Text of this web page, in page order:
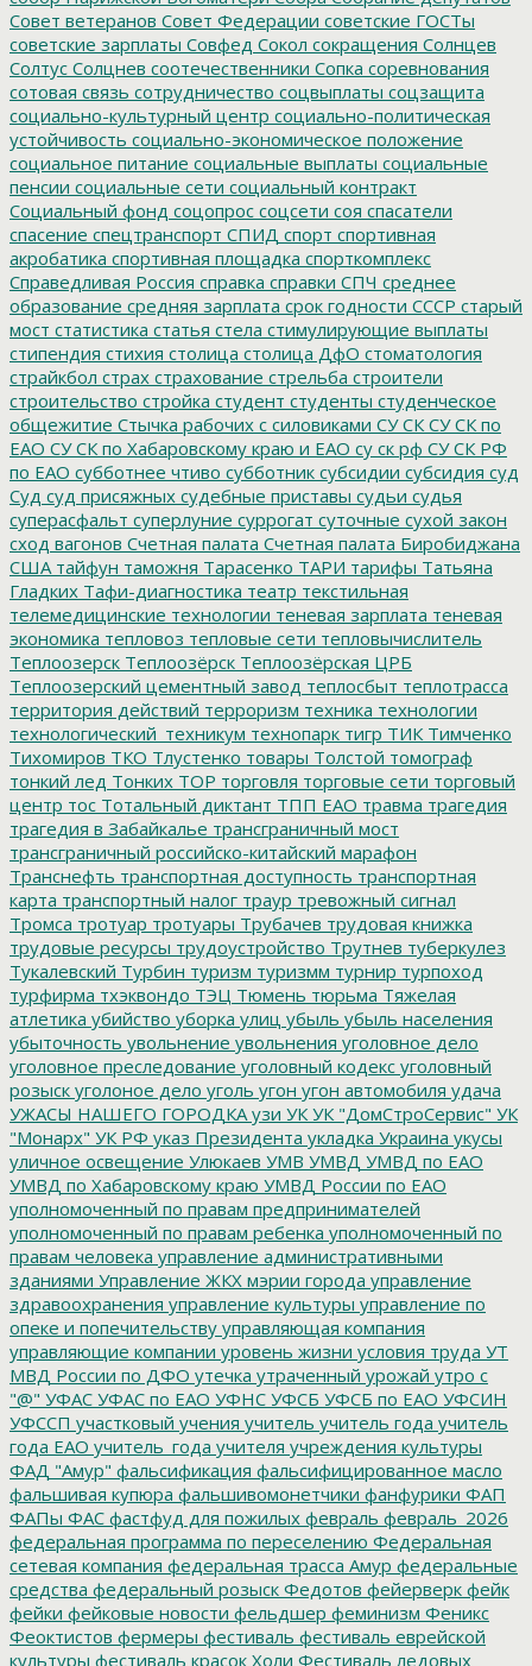
Совет ветеранов Совет Федерации советские ГОСТы
советские зарплаты Совфед Сокол сокращения Солнцев
Солтус Солцнев соотечественники Сопка соревнования
сотовая связь сотрудничество соцвыплаты соцзащита
социально-культурный центр социально-политическая
устойчивость социально-экономическое положение
социальное питание социальные выплаты социальные
пенсии социальные сети социальный контракт
Социальный фонд соцопрос соцсети соя спасатели
спасение спецтранспорт СПИД спорт спортивная
акробатика спортивная площадка спорткомплекс
Справедливая Россия справка справки СПЧ среднее
образование средняя зарплата срок годности СССР старый
мост статистика статья стела стимулирующие выплаты
стипендия стихия столица столица ДфО стоматология
страйкбол страх страхование стрельба строители
строительство стройка студент студенты студенческое
общежитие Стычка рабочих с силовиками СУ СК СУ СК по
ЕАО СУ СК по Хабаровскому краю и ЕАО су ск рф СУ СК РФ
по ЕАО субботнее чтиво субботник субсидии субсидия суд
Суд суд присяжных судебные приставы судьи судья
суперасфальт суперлуние суррогат суточные сухой закон
сход вагонов Счетная палата Счетная палата Биробиджана
США тайфун таможня Тарасенко ТАРИ тарифы Татьяна
Гладких Тафи-диагностика театр текстильная
телемедицинские технологии теневая зарплата теневая
экономика тепловоз тепловые сети тепловычислитель
Теплоозерск Теплоозёрск Теплоозёрская ЦРБ
Теплоозерский цементный завод теплосбыт теплотрасса
территория действий терроризм техника технологии
технологический_техникум технопарк тигр ТИК Тимченко
Тихомиров ТКО Тлустенко товары Толстой томограф
тонкий лед Тонких ТОР торговля торговые сети торговый
центр тос Тотальный диктант ТПП ЕАО травма трагедия
трагедия в Забайкалье трансграничный мост
трансграничный российско-китайский марафон
Транснефть транспортная доступность транспортная
карта транспортный налог траур тревожный сигнал
Тромса тротуар тротуары Трубачев трудовая книжка
трудовые ресурсы трудоустройство Трутнев туберкулез
Тукалевский Турбин туризм туризмм турнир турпоход
турфирма тхэквондо ТЭЦ Тюмень тюрьма Тяжелая
атлетика убийство уборка улиц убыль убыль населения
убыточность увольнение увольнения уголовное дело
уголовное преследование уголовный кодекс уголовный
розыск уголоное дело уголь угон угон автомобиля удача
УЖАСЫ НАШЕГО ГОРОДКА узи УК УК "ДомСтроСервис" УК
"Монарх" УК РФ указ Президента укладка Украина укусы
уличное освещение Улюкаев УМВ УМВД УМВД по ЕАО
УМВД по Хабаровскому краю УМВД России по ЕАО
уполномоченный по правам предпринимателей
уполномоченный по правам ребенка уполномоченный по
правам человека управление административными
зданиями Управление ЖКХ мэрии города управление
здравоохранения управление культуры управление по
опеке и попечительству управляющая компания
управляющие компании уровень жизни условия труда УТ
МВД России по ДФО утечка утраченный урожай утро с
"@" УФАС УФАС по ЕАО УФНС УФСБ УФСБ по ЕАО УФСИН
УФССП участковый учения учитель учитель года учитель
года ЕАО учитель_года учителя учреждения культуры
ФАД "Амур" фальсификация фальсифицированное масло
фальшивая купюра фальшивомонетчики фанфурики ФАП
ФАПы ФАС фастфуд для пожилых февраль февраль_2026
федеральная программа по переселению Федеральная
сетевая компания федеральная трасса Амур федеральные
средства федеральный розыск Федотов фейерверк фейк
фейки фейковые новости фельдшер феминизм Феникс
Феоктистов фермеры фестиваль фестиваль еврейской
культуры фестиваль красок Холи Фестиваль ледовых